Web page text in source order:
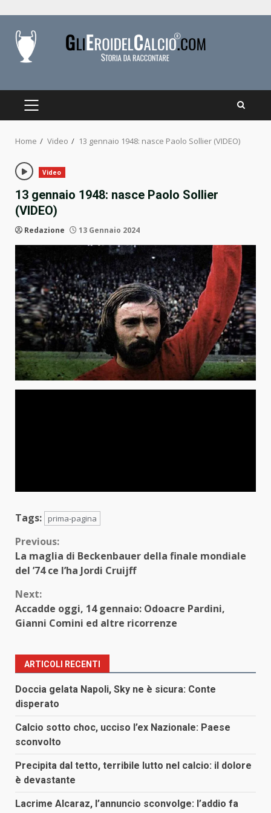
content
PRIMARY
Home Video 13 gennaio 1948: nasce Paolo Sollier (VIDEO)
Video
13 gennaio 1948: nasce Paolo Sollier
(VIDEO)
Redazione 13 Gennaio 2024
Tags: prima-pagina
Continue
Reading
Previous:
La maglia di Beckenbauer della finale mondiale
del ’74 ce l’ha Jordi Cruijff
Next:
Accadde oggi, 14 gennaio: Odoacre Pardini,
Gianni Comini ed altre ricorrenze
ARTICOLI RECENTI
Doccia gelata Napoli, Sky ne è sicura: Conte
disperato
Calcio sotto choc, ucciso l’ex Nazionale: Paese
sconvolto
Precipita dal tetto, terribile lutto nel calcio: il dolore
è devastante
Lacrime Alcaraz, l’annuncio sconvolge: l’addio fa